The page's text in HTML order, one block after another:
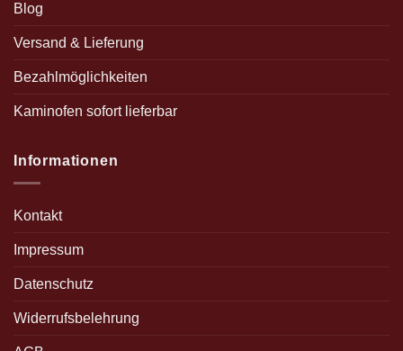
Blog
Versand & Lieferung
Bezahlmöglichkeiten
Kaminofen sofort lieferbar
Informationen
Kontakt
Impressum
Datenschutz
Widerrufsbelehrung